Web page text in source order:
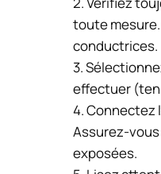
toute
conductrices.
3.
effectuer
4. Connectez
Assurez-
exposées.